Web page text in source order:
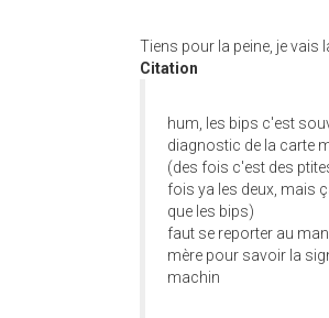
Tiens pour la peine, je vais
Citation
hum, les bips c'est
diagnostic de la carte
(des fois c'est des
fois ya les deux, mais
que les bips)
faut se reporter au
mère pour savoir la
machin